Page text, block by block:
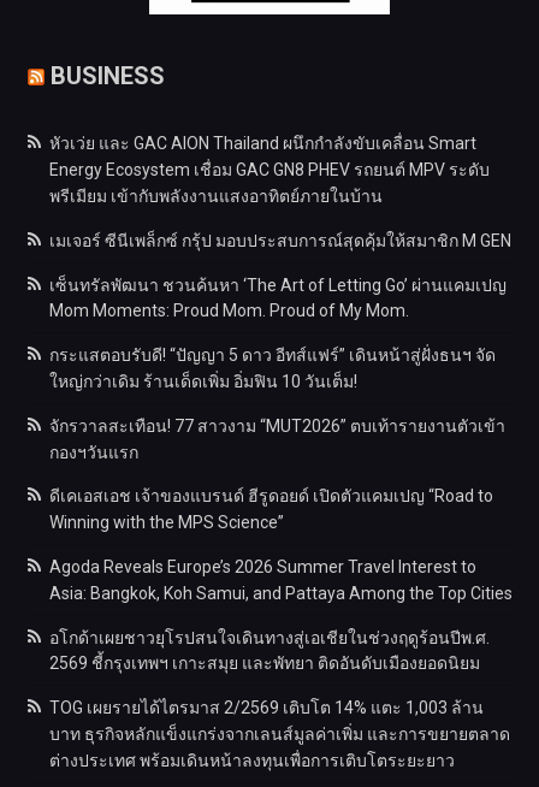
BUSINESS
หัวเว่ย และ GAC AION Thailand ผนึกกำลังขับเคลื่อน Smart
Energy Ecosystem เชื่อม GAC GN8 PHEV รถยนต์ MPV ระดับ
พรีเมียม เข้ากับพลังงานแสงอาทิตย์ภายในบ้าน
เมเจอร์ ซีนีเพล็กซ์ กรุ้ป มอบประสบการณ์สุดคุ้มให้สมาชิก M GEN
เซ็นทรัลพัฒนา ชวนค้นหา ‘The Art of Letting Go’ ผ่านแคมเปญ
Mom Moments: Proud Mom. Proud of My Mom.
กระแสตอบรับดี! “ปัญญา 5 ดาว อีทส์แฟร์” เดินหน้าสู่ฝั่งธนฯ จัด
ใหญ่กว่าเดิม ร้านเด็ดเพิ่ม อิ่มฟิน 10 วันเต็ม!
จักรวาลสะเทือน! 77 สาวงาม “MUT2026” ตบเท้ารายงานตัวเข้า
กองฯวันแรก
ดีเคเอสเอช เจ้าของแบรนด์ ฮีรูดอยด์ เปิดตัวแคมเปญ “Road to
Winning with the MPS Science”
Agoda Reveals Europe’s 2026 Summer Travel Interest to
Asia: Bangkok, Koh Samui, and Pattaya Among the Top Cities
อโกด้าเผยชาวยุโรปสนใจเดินทางสู่เอเชียในช่วงฤดูร้อนปีพ.ศ.
2569 ชี้กรุงเทพฯ เกาะสมุย และพัทยา ติดอันดับเมืองยอดนิยม
TOG เผยรายได้ไตรมาส 2/2569 เติบโต 14% แตะ 1,003 ล้าน
บาท ธุรกิจหลักแข็งแกร่งจากเลนส์มูลค่าเพิ่ม และการขยายตลาด
ต่างประเทศ พร้อมเดินหน้าลงทุนเพื่อการเติบโตระยะยาว